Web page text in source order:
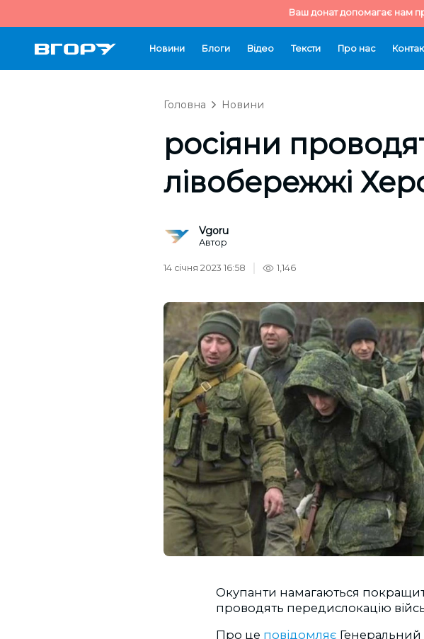
Ваш донат допомагає нам
Новини Блоги Відео Тексти Про нас
Головна Новини
росіяни
лівобережжі
Vgoru
Автор
14 січня 2023 16:58 1,146
Окупанти намагаються
проводять передислокацію
Про це повідомляє Генеральний